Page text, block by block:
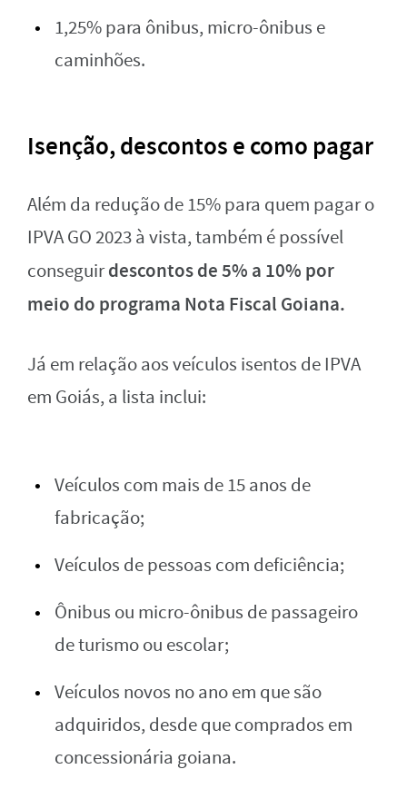
1,25% para ônibus, micro-ônibus e
caminhões.
Isenção, descontos e como pagar
Além da redução de 15% para quem pagar o
IPVA GO 2023 à vista, também é possível
conseguirdescontos de 5% a 10% por
meio do programa Nota Fiscal Goiana.
Já em relação aos veículos isentos de IPVA
em Goiás, a lista inclui:
Veículos com mais de 15 anos de
fabricação;
Veículos de pessoas com deficiência;
Ônibus ou micro-ônibus de passageiro
de turismo ou escolar;
Veículos novos no ano em que são
adquiridos, desde que comprados em
concessionária goiana.